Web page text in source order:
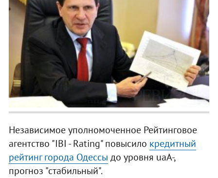
Независимое уполномоченное Рейтинговое
агентство "IBI - Rating" повысило кредитный
рейтинг города Одессы до уровня uaA-,
прогноз "стабильный".